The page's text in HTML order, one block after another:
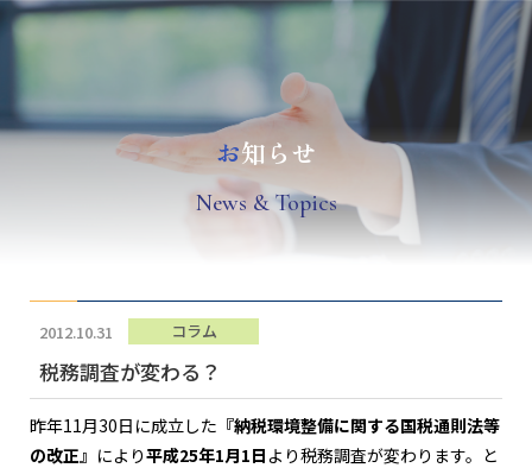
お知らせ
News & Topics
2012.10.31 コラム
税務調査が変わる？
昨年11月30日に成立した 『納税環境整備に関する国税通則法等
の改正』 により平成25年1月1日 より税務調査が変わります。と